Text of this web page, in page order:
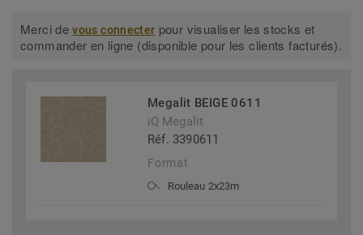
Merci devous connecter pour visualiser les stocks et
commander en ligne (disponible pour les clients facturés).
Megalit BEIGE 0611
iQ Megalit
Réf. 3390611
Format
Rouleau 2x23m